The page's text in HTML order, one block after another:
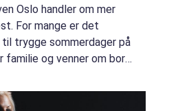
Oslo handler om mer
For mange er det
trygge sommerdager på
familie og venner om bord
kan prosessen være